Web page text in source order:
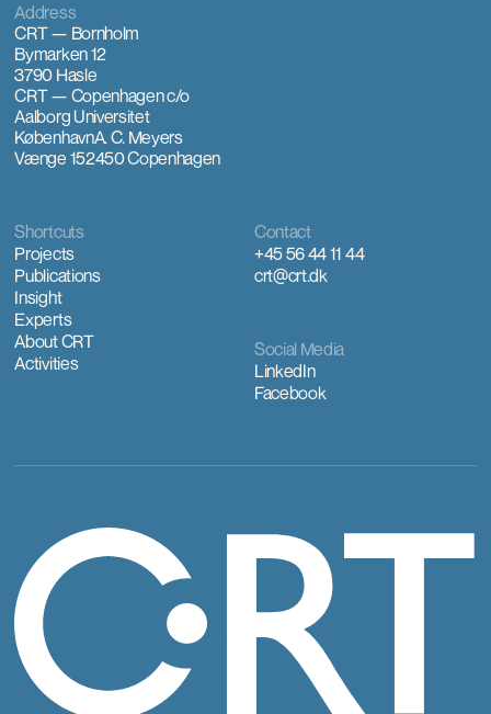
Contact
+45 56 44 11 44
crt@crt.dk
Shortcuts
Projects
Publications
Insight
Experts
About CRT
Activities
Social Media
LinkedIn
Facebook
Address
CRT — Bornholm
Bymarken 12
3790 Hasle
CRT — Copenhagenc/o
Aalborg Universitet
KøbenhavnA. C. Meyers
Vænge 152450 Copenhagen